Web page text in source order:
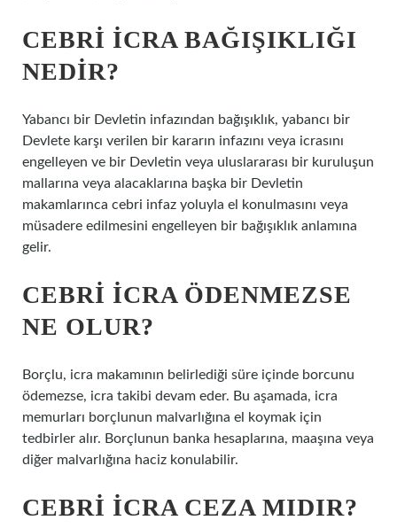
CEBRI ICRA BAĞIŞIKLIĞI
NEDIR?
Yabancı bir Devletin infazından bağışıklık, yabancı bir
Devlete karşı verilen bir kararın infazını veya icrasını
engelleyen ve bir Devletin veya uluslararası bir kuruluşun
mallarına veya alacaklarına başka bir Devletin
makamlarınca cebri infaz yoluyla el konulmasını veya
müsadere edilmesini engelleyen bir bağışıklık anlamına
gelir.
CEBRI ICRA ÖDENMEZSE
NE OLUR?
Borçlu, icra makamının belirlediği süre içinde borcunu
ödemezse, icra takibi devam eder. Bu aşamada, icra
memurları borçlunun malvarlığına el koymak için
tedbirler alır. Borçlunun banka hesaplarına, maaşına veya
diğer malvarlığına haciz konulabilir.
CEBRI ICRA CEZA MIDIR?